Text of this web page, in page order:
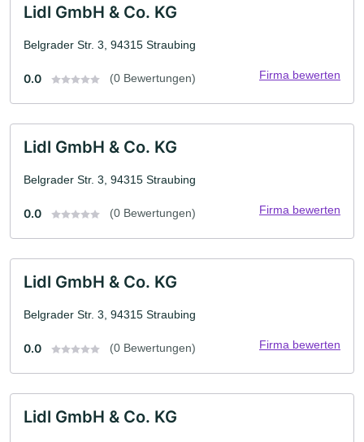
Lidl GmbH & Co. KG
Belgrader Str. 3, 94315 Straubing
0.0 (0 Bewertungen) Firma bewerten
Lidl GmbH & Co. KG
Belgrader Str. 3, 94315 Straubing
0.0 (0 Bewertungen) Firma bewerten
Lidl GmbH & Co. KG
Belgrader Str. 3, 94315 Straubing
0.0 (0 Bewertungen) Firma bewerten
Lidl GmbH & Co. KG